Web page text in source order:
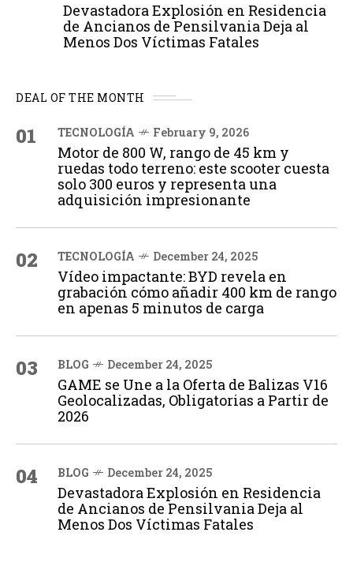
Devastadora Explosión en Residencia
de Ancianos de Pensilvania Deja al
Menos Dos Víctimas Fatales
DEAL OF THE MONTH
01 TECNOLOGÍA February 9, 2026
Motor de 800 W, rango de 45 km y
ruedas todo terreno: este scooter cuesta
solo 300 euros y representa una
adquisición impresionante
02 TECNOLOGÍA December 24, 2025
Vídeo impactante: BYD revela en
grabación cómo añadir 400 km de rango
en apenas 5 minutos de carga
03 BLOG December 24, 2025
GAME se Une a la Oferta de Balizas V16
Geolocalizadas, Obligatorias a Partir de
2026
04 BLOG December 24, 2025
Devastadora Explosión en Residencia
de Ancianos de Pensilvania Deja al
Menos Dos Víctimas Fatales